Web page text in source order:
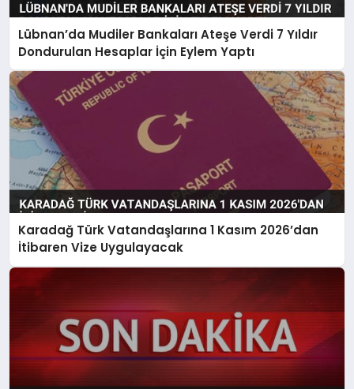
Lübnan’da Mudiler Bankaları Ateşe Verdi 7 Yıldır
Dondurulan Hesaplar İçin Eylem Yaptı
Karadağ Türk Vatandaşlarına 1 Kasım 2026’dan
İtibaren Vize Uygulayacak